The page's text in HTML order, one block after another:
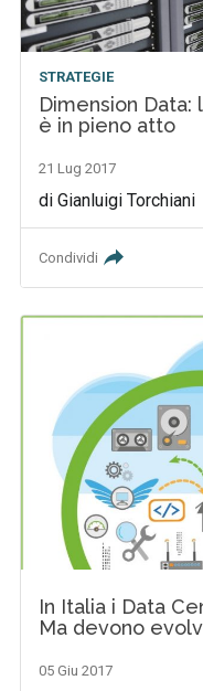
STRATEGIE
Dimension
è in pieno atto
21 Lug 2017
di Gianluigi Torchiani
Condividi
In Italia i Data
Ma devono
05 Giu 2017